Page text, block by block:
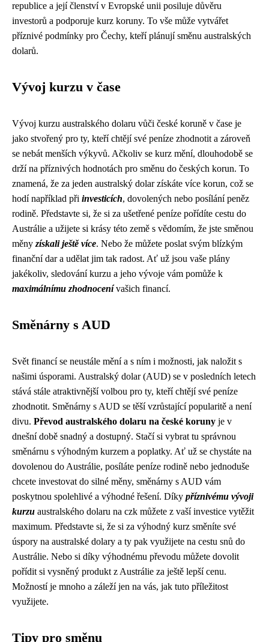
republice a její členství v Evropské unii posiluje důvěru
investorů a podporuje kurz koruny. To vše může vytvářet
příznivé podmínky pro Čechy, kteří plánují směnu australských
dolarů.
Vývoj kurzu v čase
Vývoj kurzu australského dolaru vůči české koruně v čase je
jako stvořený pro ty, kteří chtějí své peníze zhodnotit a zároveň
se nebát menších výkyvů. Ačkoliv se kurz mění, dlouhodobě se
drží na příznivých hodnotách pro směnu do českých korun. To
znamená, že za jeden australský dolar získáte více korun, což se
hodí například při investicích, dovolených nebo posílání peněz
rodině. Představte si, že si za ušetřené peníze pořídíte cestu do
Austrálie a užijete si krásy této země s vědomím, že jste směnou
měny získali ještě více. Nebo že můžete poslat svým blízkým
finanční dar a udělat jim tak radost. Ať už jsou vaše plány
jakékoliv, sledování kurzu a jeho vývoje vám pomůže k
maximálnímu zhodnocenívašich financí.
Směnárny s AUD
Svět financí se neustále mění a s ním i možnosti, jak naložit s
našimi úsporami. Australský dolar (AUD) se v posledních letech
stává stále atraktivnější volbou pro ty, kteří chtějí své peníze
zhodnotit. Směnárny s AUD se těší vzrůstající popularitě a není
divu. Převod australského dolaru na české koruny je v
dnešní době snadný a dostupný. Stačí si vybrat tu správnou
směnárnu s výhodným kurzem a poplatky. Ať už se chystáte na
dovolenou do Austrálie, posíláte peníze rodině nebo jednoduše
chcete investovat do silné měny, směnárny s AUD vám
poskytnou spolehlivé a výhodné řešení. Díky příznivému vývoji
kurzu australského dolaru na czk můžete z vaší investice vytěžit
maximum. Představte si, že si za výhodný kurz směníte své
úspory na australské dolary a ty pak využijete na cestu snů do
Austrálie. Nebo si díky výhodnému převodu můžete dovolit
pořídit si vysněný produkt z Austrálie za ještě lepší cenu.
Možností je mnoho a záleží jen na vás, jak tuto příležitost
využijete.
Tipy pro směnu